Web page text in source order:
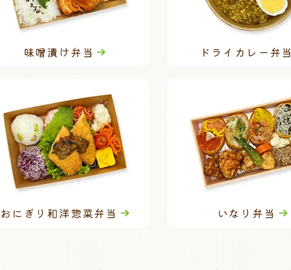
味噌漬け弁当 ドライカレー弁当
おにぎり和洋惣菜弁当 いなり弁当